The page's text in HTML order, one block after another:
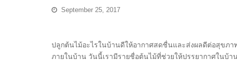
September 25, 2017
ปลูกต้นไม้อะไรในบ้านดีให้อากาศสดชื่นและส่งผลดีต่อสุขภ
ภายในบ้าน วันนี้เรามีรายชื่อต้นไม้ที่ช่วยให้ปรรยากาศในบ้า